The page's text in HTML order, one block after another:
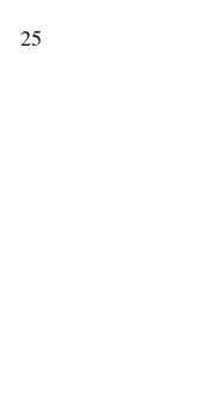
25